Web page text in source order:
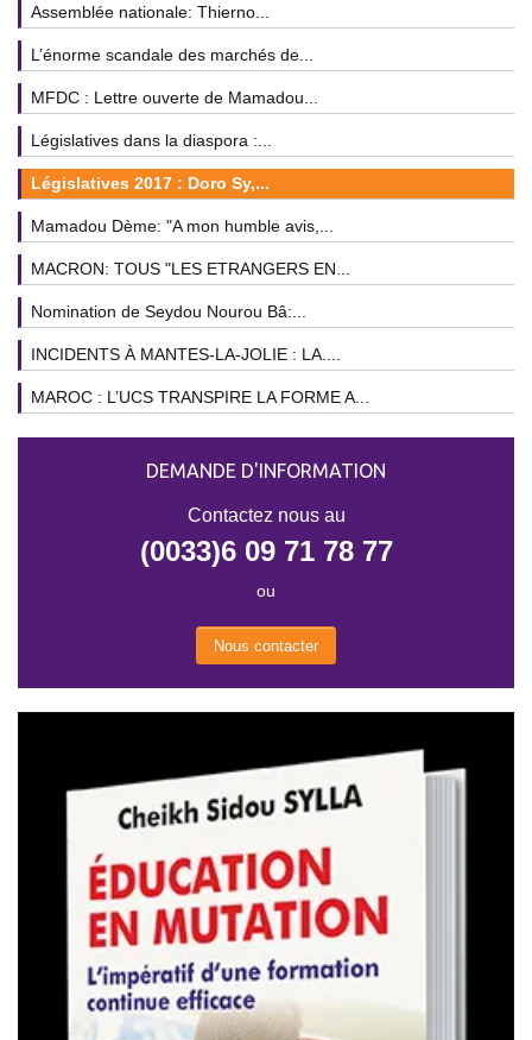
Assemblée nationale: Thierno...
L’énorme scandale des marchés de...
MFDC : Lettre ouverte de Mamadou...
Législatives dans la diaspora :...
Législatives 2017 : Doro Sy,...
Mamadou Dème: "A mon humble avis,...
MACRON: TOUS "LES ETRANGERS EN...
Nomination de Seydou Nourou Bâ:...
INCIDENTS À MANTES-LA-JOLIE : LA....
MAROC : L’UCS TRANSPIRE LA FORME A...
DEMANDE D'INFORMATION
Contactez nous au
(0033)6 09 71 78 77
ou
Nous contacter